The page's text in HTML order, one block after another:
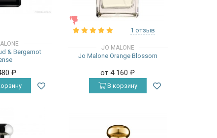
& Bergamot
₽
ЖЕНСКИЕ
1 отзыв
JO MALONE
Jo Malone Orange Blossom
от 4 160₽
В корзину